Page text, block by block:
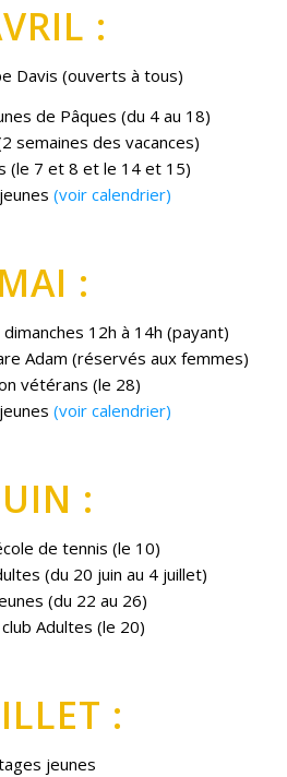
:
Davis (ouverts à tous)
de Pâques (du 4 au 18)
semaines des vacances)
(le 7 et 8 et le 14 et 15)
(voir calendrier)
MAI :
12h à 14h (payant)
Adam (réservés aux femmes)
vétérans (le 28)
(voir calendrier)
:
de tennis (le 10)
(du 20 juin au 4 juillet)
(du 22 au 26)
Adultes (le 20)
:
jeunes